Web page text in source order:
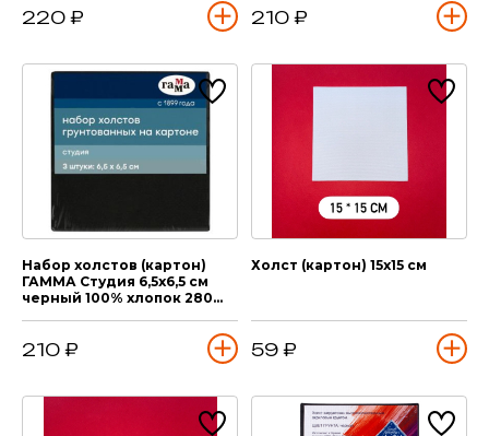
220 ₽ 210 ₽
Набор холстов (картон)
ГАММА Студия 6,5х6,5 см
черный 100% хлопок 280
210 ₽
Холст (картон) 15х15 см
59 ₽